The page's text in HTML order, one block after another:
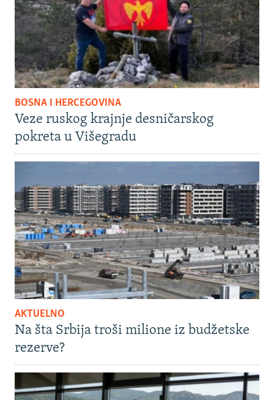
BOSNA I HERCEGOVINA
Veze ruskog krajnje desničarskog
pokreta u Višegradu
AKTUELNO
Na šta Srbija troši milione iz budžetske
rezerve?